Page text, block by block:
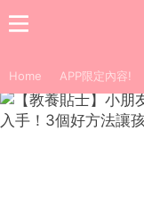
Home APP限定內容!